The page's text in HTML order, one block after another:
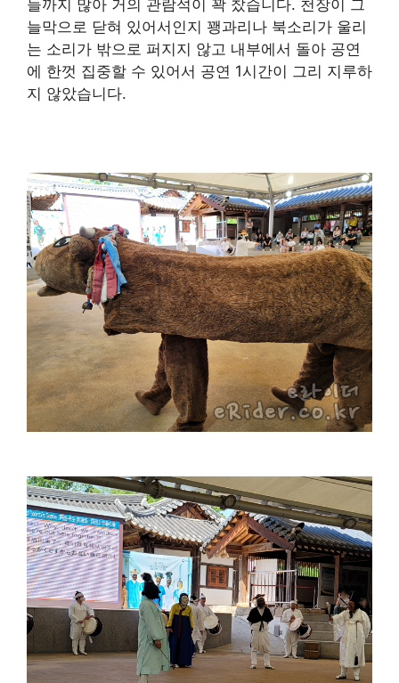
들까지 많아 거의 관람석이 꽉 찼습니다. 천장이 그
늘막으로 닫혀 있어서인지 꽹과리나 북소리가 울리
는 소리가 밖으로 퍼지지 않고 내부에서 돌아 공연
에 한껏 집중할 수 있어서 공연 1시간이 그리 지루하
지 않았습니다.